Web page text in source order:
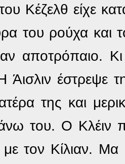
Κέζελθ είχε
του ρούχα και
αποτρόπαιο.
έστρεψε
της και
του. Ο Κλέιν
με τον Κίλιαν.